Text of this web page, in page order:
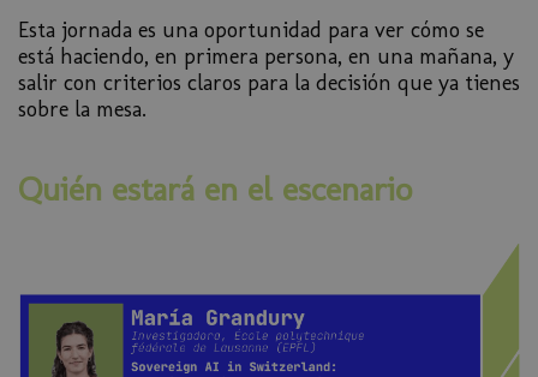
Esta jornada es una oportunidad para ver cómo se
está haciendo, en primera persona, en una mañana, y
salir con criterios claros para la decisión que ya tienes
sobre la mesa.
Quién estará en el escenario